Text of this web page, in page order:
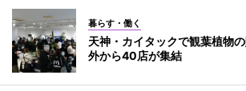
暮らす・働く
天神・カイタックで観葉植物
外から40店が集結